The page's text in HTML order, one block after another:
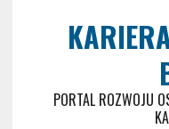
PORTAL ROZWOJU